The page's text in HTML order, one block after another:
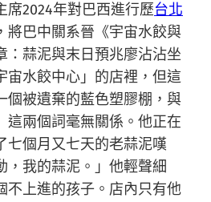
席2024年對巴西進行歷台北
將巴中關系晉《宇宙水餃與
：蒜泥與末日預兆廖沾沾坐
宙水餃中心」的店裡，但這
個被遺棄的藍色塑膠棚，與
這兩個詞毫無關係。他正在
七個月又七天的老蒜泥嘆
，我的蒜泥。」他輕聲細
不上進的孩子。店內只有他